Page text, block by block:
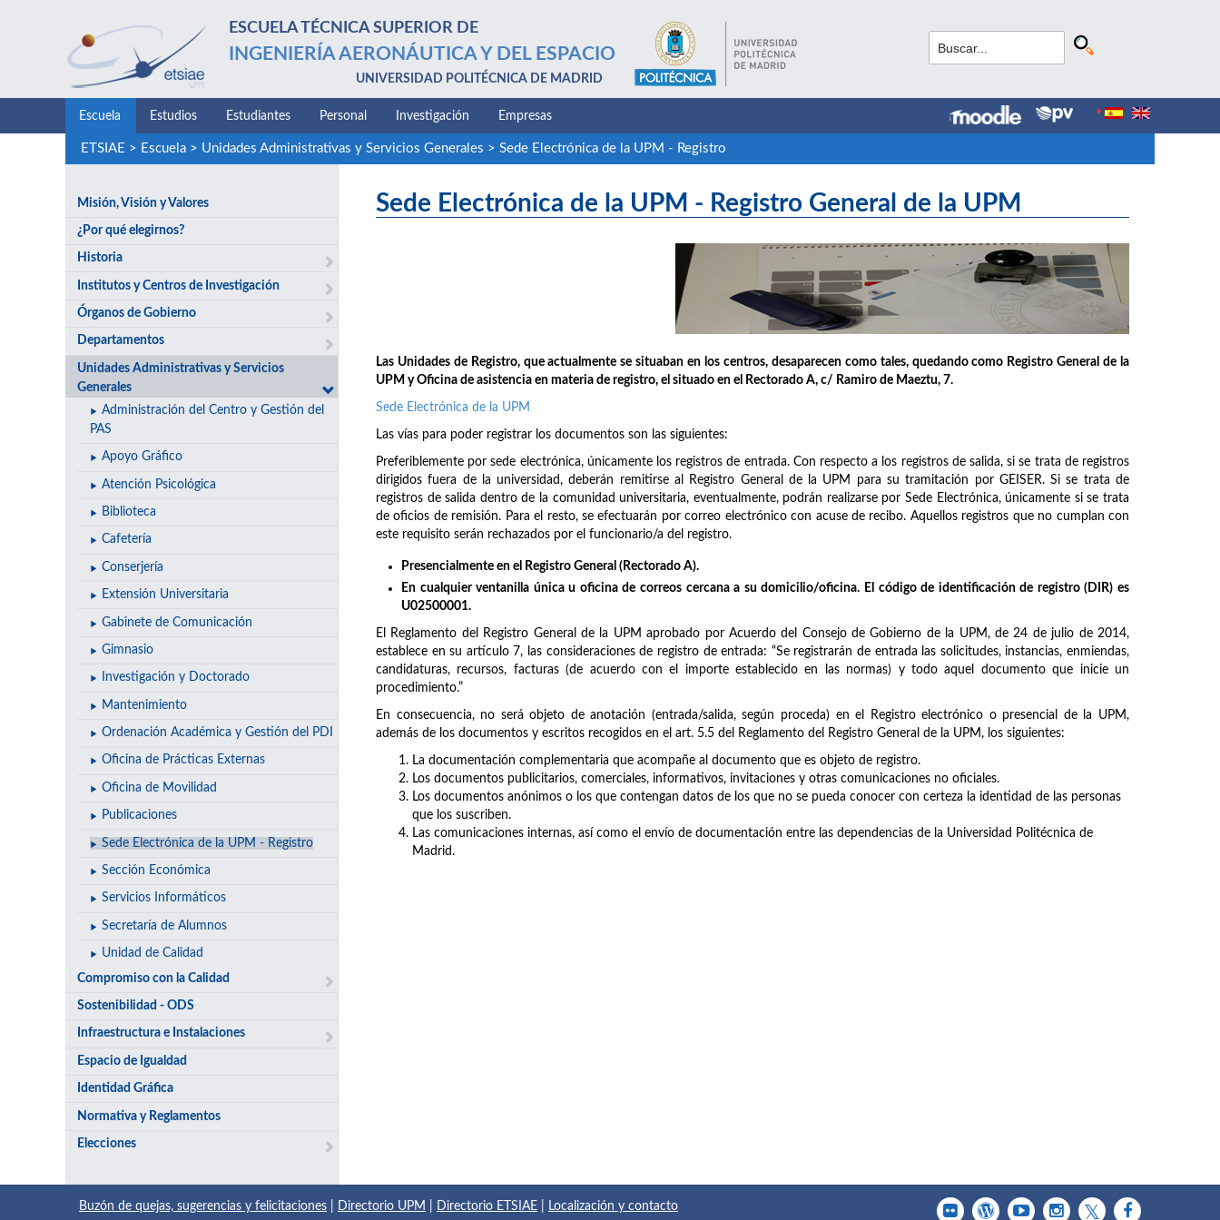
ESCUELA TÉCNICA SUPERIOR DE
INGENIERÍA AERONÁUTICA Y DEL ESPACIO
UNIVERSIDAD POLITÉCNICA DE MADRID
Escuela Estudios Estudiantes Personal Investigación Empresas
ETSIAE > Escuela> Unidades Administrativas y Servicios Generales > Sede Electrónica de la UPM - Registro
Misión, Visión y Valores
¿Por qué elegirnos?
Historia
Institutos y Centros de Investigación
Órganos de Gobierno
Departamentos
Unidades Administrativas y Servicios
Generales
Administración del Centro y Gestión del
PAS
Apoyo Gráfico
Atención Psicológica
Biblioteca
Cafetería
Conserjería
Extensión Universitaria
Gabinete de Comunicación
Gimnasio
Investigación y Doctorado
Mantenimiento
Ordenación Académica y Gestión del PDI
Oficina de Prácticas Externas
Oficina de Movilidad
Publicaciones
Sede Electrónica de la UPM - Registro
Sección Económica
Servicios Informáticos
Secretaría de Alumnos
Unidad de Calidad
Compromiso con la Calidad
Sostenibilidad - ODS
Infraestructura e Instalaciones
Espacio de Igualdad
Identidad Gráfica
Normativa y Reglamentos
Elecciones
Sede Electrónica de la UPM - Registro General de la UPM
Las Unidades de Registro, que actualmente se situaban en los centros, desaparecen como tales, quedando como Registro General de la
UPM y Oficina de asistencia en materia de registro, el situado en el Rectorado A, c/ Ramiro de Maeztu, 7.
Sede Electrónica de la UPM
Las vías para poder registrar los documentos son las siguientes:
Preferiblemente por sede electrónica, únicamente los registros de entrada. Con respecto a los registros de salida, si se trata de registros
dirigidos fuera de la universidad, deberán remitirse al Registro General de la UPM para su tramitación por GEISER. Si se trata de
registros de salida dentro de la comunidad universitaria, eventualmente, podrán realizarse por Sede Electrónica, únicamente si se trata
de oficios de remisión. Para el resto, se efectuarán por correo electrónico con acuse de recibo. Aquellos registros que no cumplan con
este requisito serán rechazados por el funcionario/a del registro.
Presencialmente en el Registro General (Rectorado A).
En cualquier ventanilla única u oficina de correos cercana a su domicilio/oficina. El código de identificación de registro (DIR) es
U02500001.
El Reglamento del Registro General de la UPM aprobado por Acuerdo del Consejo de Gobierno de la UPM, de 24 de julio de 2014,
establece en su artículo 7, las consideraciones de registro de entrada: “Se registrarán de entrada las solicitudes, instancias, enmiendas,
candidaturas, recursos, facturas (de acuerdo con el importe establecido en las normas) y todo aquel documento que inicie un
procedimiento.”
En consecuencia, no será objeto de anotación (entrada/salida, según proceda) en el Registro electrónico o presencial de la UPM,
además de los documentos y escritos recogidos en el art. 5.5 del Reglamento del Registro General de la UPM, los siguientes:
La documentación complementaria que acompañe al documento que es objeto de registro.
Los documentos publicitarios, comerciales, informativos, invitaciones y otras comunicaciones no oficiales.
Los documentos anónimos o los que contengan datos de los que no se pueda conocer con certeza la identidad de las personas
que los suscriben.
Las comunicaciones internas, así como el envío de documentación entre las dependencias de la Universidad Politécnica de
Madrid.
Buzón de quejas, sugerencias y felicitaciones Directorio UPM Directorio ETSIAE Localización y contacto